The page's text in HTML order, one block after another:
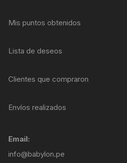
Mis puntos obtenidos
Lista de deseos
Clientes que compraron
Envíos realizados
Email:
info@babylon.pe